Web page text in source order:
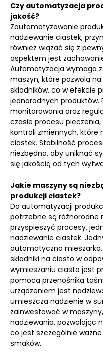
Czy automatyzacja
jakość?
Zautomatyzowanie
nadziewanie ciastek,
również wiązać się z
aspektem jest
Automatyzacja wymaga
maszyn, które pozwolą
składników, co w efekcie
jednorodnych produktów.
monitorowania oraz
czasie procesu
kontroli zmiennych, które
ciastek. Stabilność
niezbędna, aby uniknąć
się jakością od tych
Jakie maszyny są
produkcji ciastek?
Do automatyzacji
potrzebne są różnorodne
przyspieszyć procesy,
nadziewanie ciastek.
automatyczna mieszarka,
składniki na ciasto w
wymieszaniu ciasto jest
pomocą przenośnika
urządzeniem jest
umieszcza nadzienie w
zainwestować w
nadziewania, pozwalając
co jest szczególnie
smaków.